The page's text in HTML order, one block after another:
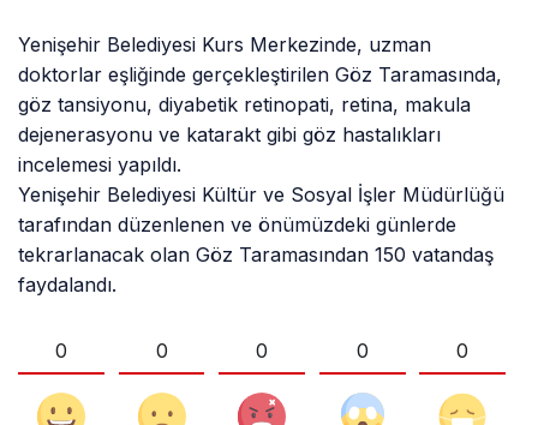
Yenişehir Belediyesi Kurs Merkezinde, uzman
doktorlar eşliğinde gerçekleştirilen Göz Taramasında,
göz tansiyonu, diyabetik retinopati, retina, makula
dejenerasyonu ve katarakt gibi göz hastalıkları
incelemesi yapıldı.
Yenişehir Belediyesi Kültür ve Sosyal İşler Müdürlüğü
tarafından düzenlenen ve önümüzdeki günlerde
tekrarlanacak olan Göz Taramasından 150 vatandaş
faydalandı.
0 0 0 0 0